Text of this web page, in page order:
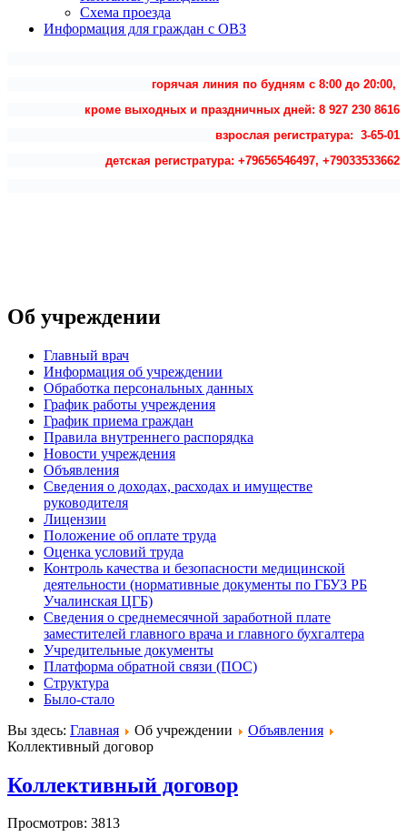
Схема проезда
Информация для граждан с ОВЗ
горячая линия по будням с 8:00 до 20:00,
кроме выходных и праздничных дней: 8 927 230 8616
взрослая регистратура: 3-65-01
детская регистратура: +79656546497, +79033533662
Об учреждении
Главный врач
Информация об учреждении
Обработка персональных данных
График работы учреждения
График приема граждан
Правила внутреннего распорядка
Новости учреждения
Объявления
Сведения о доходах, расходах и имуществе
руководителя
Лицензии
Положение об оплате труда
Оценка условий труда
Контроль качества и безопасности медицинской
деятельности (нормативные документы по ГБУЗ РБ
Учалинская ЦГБ)
Сведения о среднемесячной заработной плате
заместителей главного врача и главного бухгалтера
Учредительные документы
Платформа обратной связи (ПОС)
Структура
Было-стало
Вы здесь: Главная Об учреждении
Объявления
Коллективный договор
Коллективный договор
Просмотров: 3813